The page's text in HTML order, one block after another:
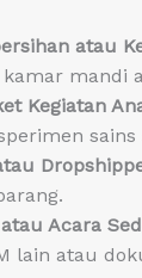
atau
kamar mandi
Kegiatan
Acara
lain atau